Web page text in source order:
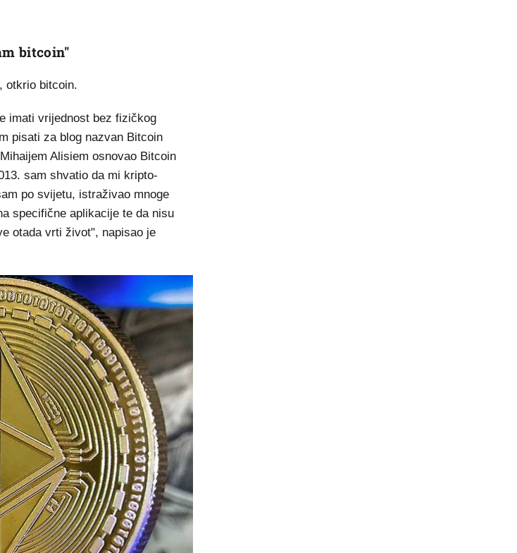
bitcoin"
otkrio bitcoin.
imati vrijednost bez fizičkog
pisati za blog nazvan Bitcoin
Alisiem osnovao Bitcoin
sam shvatio da mi kripto-
po svijetu, istraživao mnoge
specifične aplikacije te da nisu
otada vrti život", napisao je